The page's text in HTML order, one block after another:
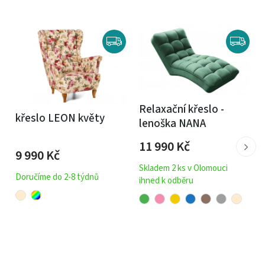
křeslo LEON květy
9 990Kč
Doručíme do 2-8 týdnů
Relaxační křeslo -
lenoška NANA
11 990Kč
Skladem 2 ks v Olomouci
ihned k odběru